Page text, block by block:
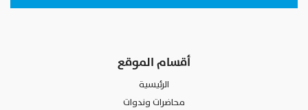
أقسام الموقع
الرئيسية
محاضرات وندوات